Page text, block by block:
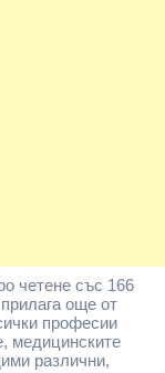
четене със 166
още от
професии
медицинските
различни,